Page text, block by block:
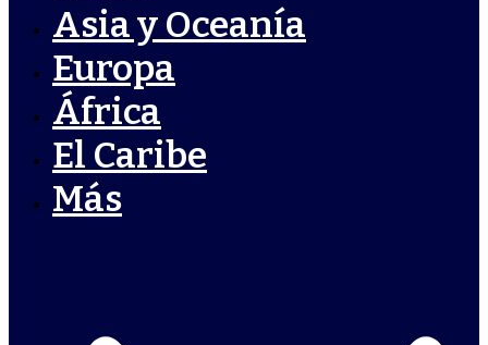
Asia y Oceanía
Europa
África
El Caribe
Más